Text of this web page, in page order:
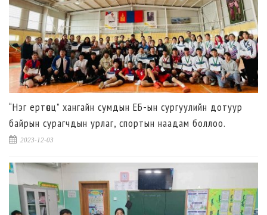
“Нэг ертөнц” хангайн сумдын ЕБ-ын сургуулийн дотуур
байрын сурагчдын урлаг, спортын наадам боллоо.
2023-12-03